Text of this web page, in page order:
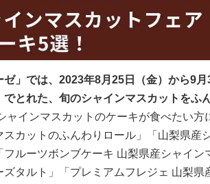
」では、2023年8月25日（金）から9月
とれた、旬のシャインマスカットをふ
ャインマスカットのケーキが食べたい方
カットのふんわりロール」「山梨県産
ルーツボンブケーキ 山梨県産シャイン
タルト」「プレミアムフレジェ 山梨県